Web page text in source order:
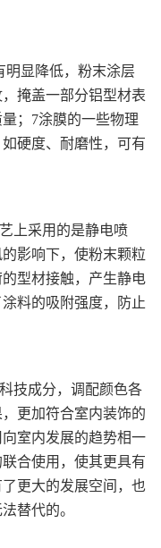
明显降低，粉末涂层
掩盖一部分铝型材表
；7涂膜的一些物理
硬度、耐磨性，可有
上采用的是静电喷
影响下，使粉末颗粒
型材接触，产生静电
料的吸附强度，防止
技成分，调配颜色各
更加符合室内装饰的
室内发展的趋势相一
合使用，使其更具有
更大的发展空间，也
替代的。